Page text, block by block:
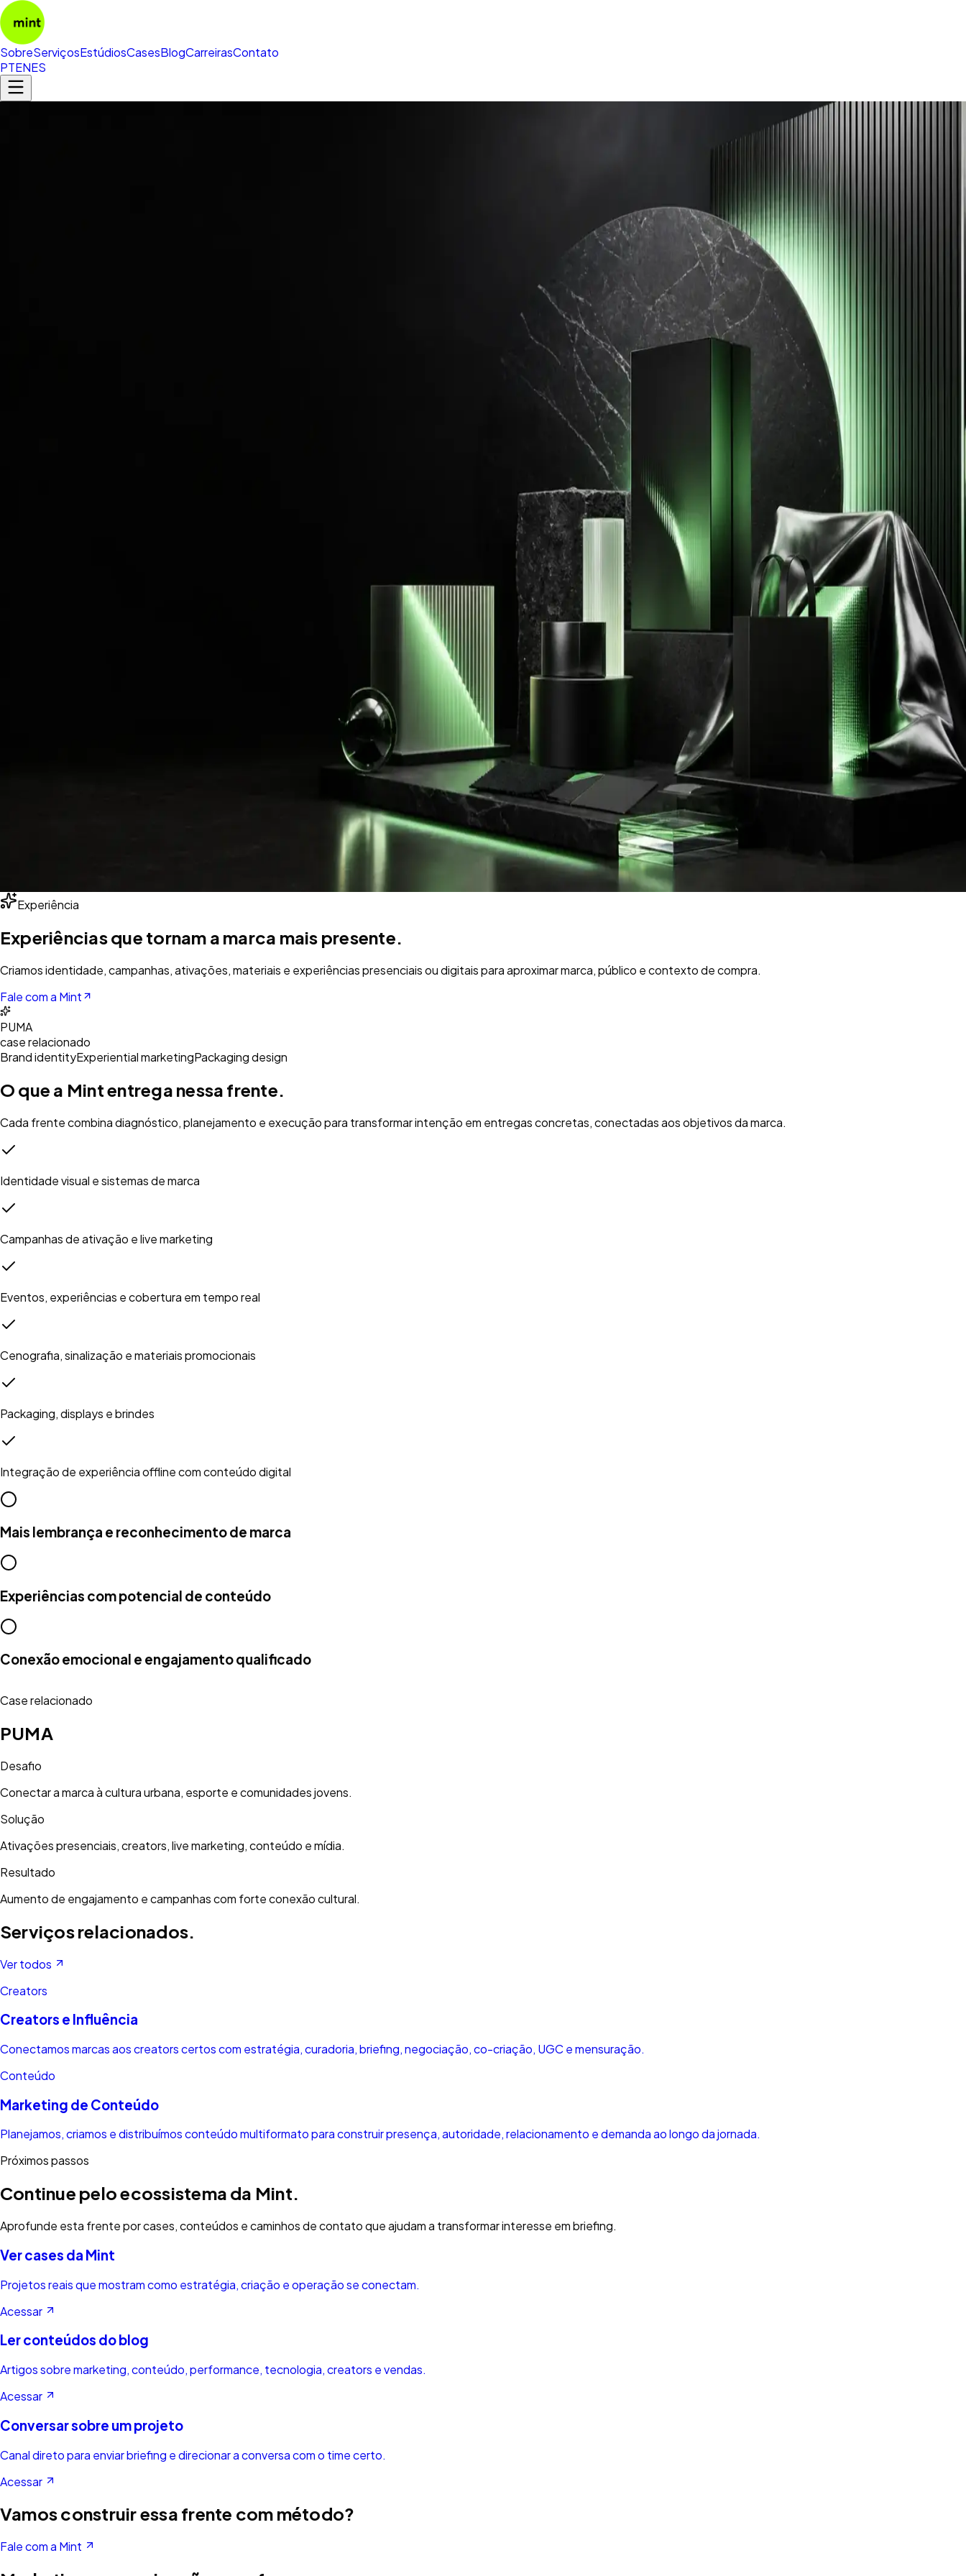
SobreServiçosEstúdiosCasesBlogCarreirasContato
PTENES
Experiência
Experiências que tornam a marca mais presente.
Criamos identidade, campanhas, ativações, materiais e experiências presenciais ou digitais para aproximar marca, público e contexto de compra.
Fale com a Mint
PUMA
case relacionado
Brand identityExperiential marketingPackaging design
O que a Mint entrega nessa frente.
Cada frente combina diagnóstico, planejamento e execução para transformar intenção em entregas concretas, conectadas aos objetivos da marca.
Identidade visual e sistemas de marca
Campanhas de ativação e live marketing
Eventos, experiências e cobertura em tempo real
Cenografia, sinalização e materiais promocionais
Packaging, displays e brindes
Integração de experiência offline com conteúdo digital
Mais lembrança e reconhecimento de marca
Experiências com potencial de conteúdo
Conexão emocional e engajamento qualificado
Case relacionado
PUMA
Desafio
Conectar a marca à cultura urbana, esporte e comunidades jovens.
Solução
Ativações presenciais, creators, live marketing, conteúdo e mídia.
Resultado
Aumento de engajamento e campanhas com forte conexão cultural.
Serviços relacionados.
Ver todos
Creators
Creators e Influência
Conectamos marcas aos creators certos com estratégia, curadoria, briefing, negociação, co-criação, UGC e mensuração.
Conteúdo
Marketing de Conteúdo
Planejamos, criamos e distribuímos conteúdo multiformato para construir presença, autoridade, relacionamento e demanda ao longo da jornada.
Próximos passos
Continue pelo ecossistema da Mint.
Aprofunde esta frente por cases, conteúdos e caminhos de contato que ajudam a transformar interesse em briefing.
Ver cases da Mint
Projetos reais que mostram como estratégia, criação e operação se conectam.
Acessar
Ler conteúdos do blog
Artigos sobre marketing, conteúdo, performance, tecnologia, creators e vendas.
Acessar
Conversar sobre um projeto
Canal direto para enviar briefing e direcionar a conversa com o time certo.
Acessar
Vamos construir essa frente com método?
Fale com a Mint